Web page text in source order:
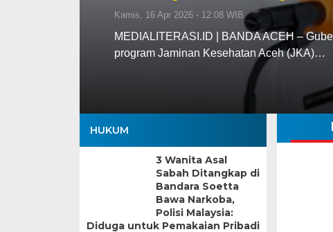
Kamis, 16 Apr 2026 - 12:08 WIB
MEDIALITERASI.ID | BANDA ACEH –
program Jaminan Kesehatan Aceh (JKA)…
HUKUM
3 Wanita Asal
Sabah Ditangkap di
Bandara Soetta
Bawa Narkoba,
Polisi Malaysia:
Diduga untuk Pemakaian Pribadi